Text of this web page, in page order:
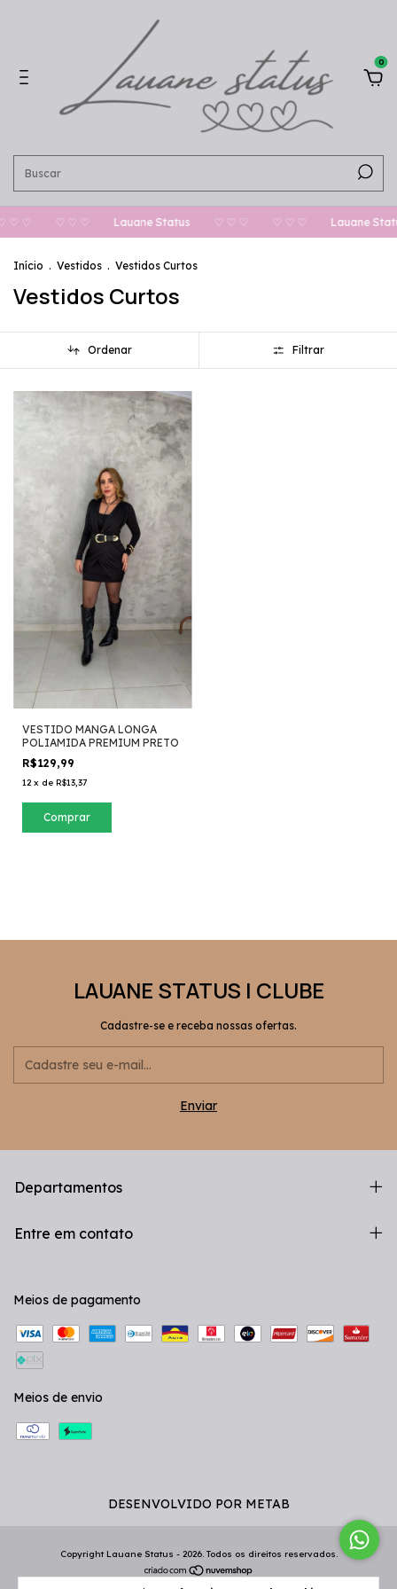
0
♡ ♡ ♡ ♡ ♡ Lauane Status ♡ ♡ ♡ ♡ ♡ ♡ Lauane
Início . Vestidos . Vestidos Curtos
Vestidos Curtos
Ordenar Filtrar
VESTIDO MANGA LONGA
POLIAMIDA PREMIUM PRETO
R$129,99
12 x de R$13,37
Comprar
LAUANE STATUS | CLUBE
Cadastre-se e receba nossas ofertas.
Departamentos
Entre em contato
Meios de pagamento
Meios de envio
DESENVOLVIDO POR METAB
Copyright Lauane Status - 2026. Todos os direitos reservados.